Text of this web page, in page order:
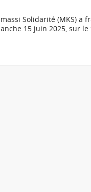
Solidarité (MKS) a
15 juin 2025, sur